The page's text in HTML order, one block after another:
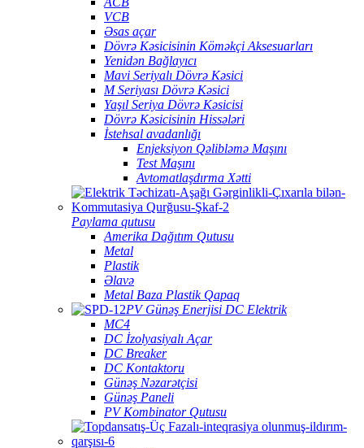
VCB
Əsas açar
Dövrə Kəsicisinin Köməkçi Aksesuarları
Yenidən Bağlayıcı
Mavi Seriyalı Dövrə Kəsici
M Seriyası Dövrə Kəsici
Yaşıl Seriya Dövrə Kəsicisi
Dövrə Kəsicisinin Hissələri
İstehsal avadanlığı
Enjeksiyon Qəlibləmə Maşını
Test Maşını
Avtomatlaşdırma Xətti
Paylama qutusu
Amerika Dağıtım Qutusu
Metal
Plastik
Əlavə
Metal Baza Plastik Qapaq
PV Günəş Enerjisi DC Elektrik
MC4
DC İzolyasiyalı Açar
DC Breaker
DC Kontaktoru
Günəş Nəzarətçisi
Günəş Paneli
PV Kombinator Qutusu